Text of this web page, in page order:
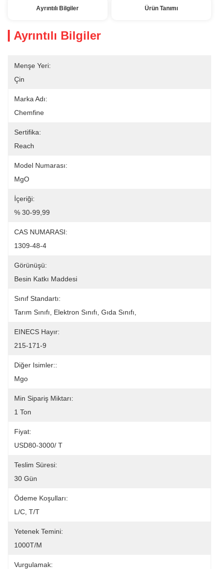
Ayrıntılı Bilgiler Ürün Tanımı
Ayrıntılı Bilgiler
Menşe Yeri:
Çin
Marka Adı:
Chemfine
Sertifika:
Reach
Model Numarası:
MgO
İçeriği:
% 30-99,99
CAS NUMARASI:
1309-48-4
Görünüşü:
Besin Katkı Maddesi
Sınıf Standartı:
Tarım Sınıfı, Elektron Sınıfı, Gıda Sınıfı,
EINECS Hayır:
215-171-9
Diğer Isimler::
Mgo
Min Sipariş Miktarı:
1 Ton
Fiyat:
USD80-3000/ T
Teslim Süresi:
30 Gün
Ödeme Koşulları:
L/C, T/T
Yetenek Temini:
1000T/m
Vurgulamak: